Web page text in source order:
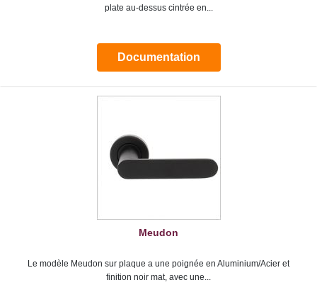
plate au-dessus cintrée en...
Documentation
Meudon
Le modèle Meudon sur plaque a une poignée en Aluminium/Acier et
finition noir mat, avec une...